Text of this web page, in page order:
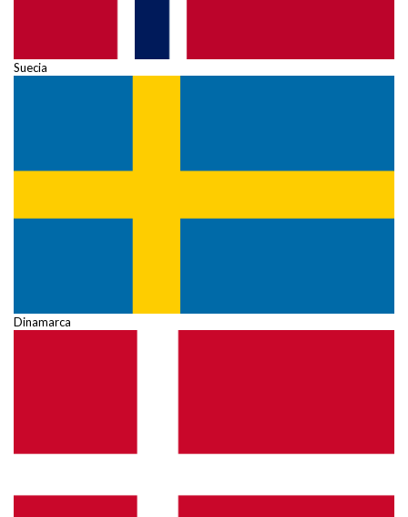
Suecia
Dinamarca